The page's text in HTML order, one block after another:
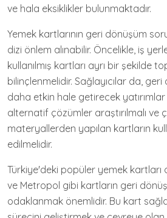
ve hala eksiklikler bulunmaktadır.
Yemek kartlarının geri dönüşüm
dizi önlem alınabilir. Öncelikle, iş
kullanılmış kartları ayrı bir şekilde
bilinçlenmelidir. Sağlayıcılar da,
daha etkin hale getirecek yatırımlar
alternatif çözümler araştırılmalı ve
materyallerden yapılan kartların
edilmelidir.
Türkiye'deki popüler yemek kartları
ve Metropol gibi kartların geri
odaklanmak önemlidir. Bu kart